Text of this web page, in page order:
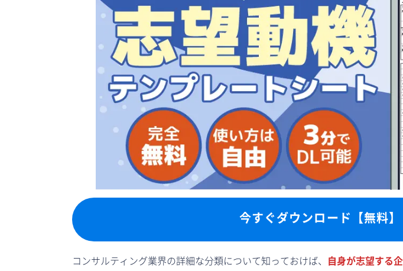
今すぐダウンロード【無料】
コンサルティング業界の詳細な分類について知っておけば、 自身が志望する